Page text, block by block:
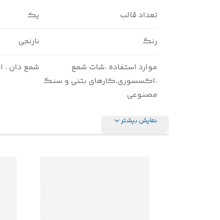
تعداد قالب یک
رنگ نارنجی
موارد استفاده ،شات شمع
،اکسسوری،کارهای بتنی و سنگ
مصنوعی
شمع دان
نمایش بیشتر